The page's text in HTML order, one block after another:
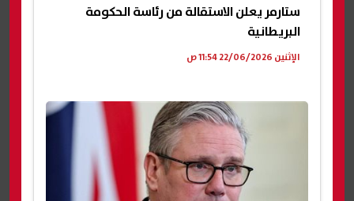
ستارمر يعلن الاستقالة من رئاسة الحكومة
البريطانية
الإثنين 22/06/2026 11:54 ص